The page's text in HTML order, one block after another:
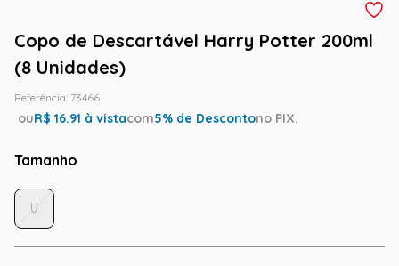
Copo de Descartável Harry Potter 200ml
(8 Unidades)
Referência: 73466
ouR$ 16.91 à vistacom5% de Descontono PIX.
Tamanho
U